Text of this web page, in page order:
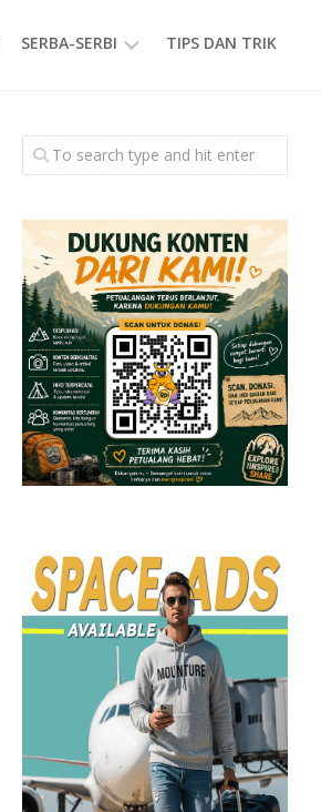
SERBA-SERBI
GAYA
HIDUP
TIPS DAN TRIK